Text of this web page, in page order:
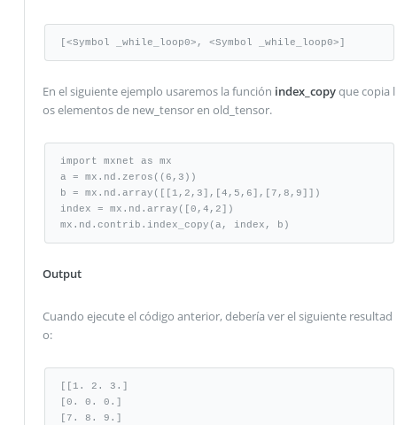
[<Symbol _while_loop0>, <Symbol _while_loop0>]
En el siguiente ejemplo usaremos la función index_copyque copia l
os elementos de new_tensor en old_tensor.
import mxnet as mx
a = mx.nd.zeros((6,3))
b = mx.nd.array([[1,2,3],[4,5,6],[7,8,9]])
index = mx.nd.array([0,4,2])
mx.nd.contrib.index_copy(a, index, b)
Output
Cuando ejecute el código anterior, debería ver el siguiente resultad
o:
[[1. 2. 3.]
[0. 0. 0.]
[7. 8. 9.]